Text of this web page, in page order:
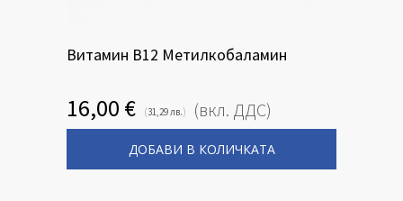
Витамин B12 Метилкобаламин
16,00 € (31,29 лв.) (вкл. ДДС)
ДОБАВИ В КОЛИЧКАТА